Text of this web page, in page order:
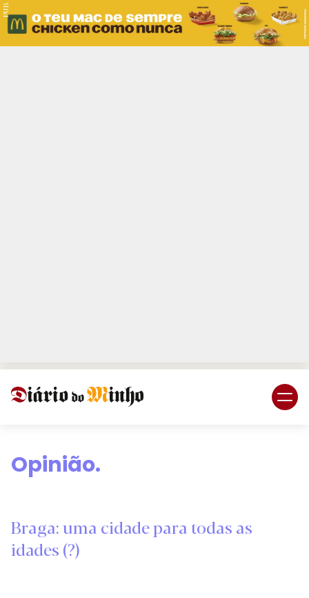
PUB.
Opinião.
Braga: uma cidade para todas as
idades (?)